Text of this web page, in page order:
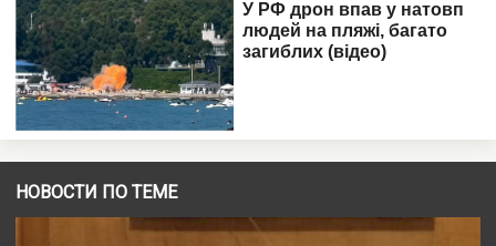
НОВОСТИ ПО ТЕМЕ